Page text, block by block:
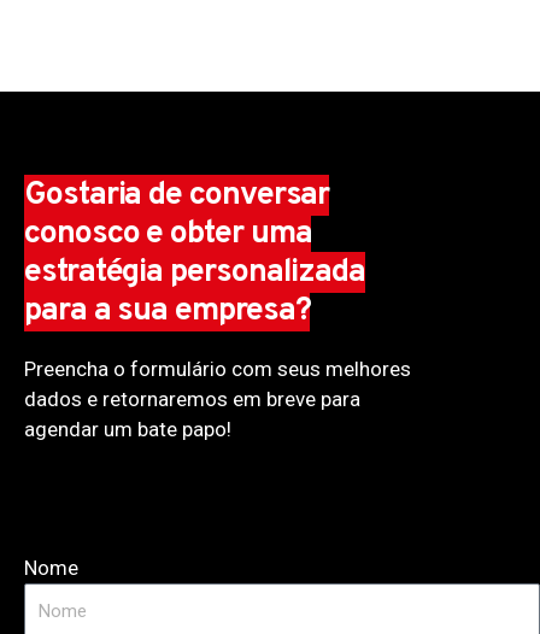
Gostaria de conversar
conosco e obter uma
estratégia personalizada
para a sua empresa?
Preencha o formulário com seus melhores
dados e retornaremos em breve para
agendar um bate papo!
Nome